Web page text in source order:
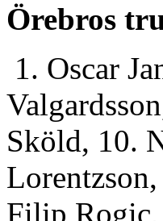
Örebros
1. Oscar
Sköld, 10.
Filip